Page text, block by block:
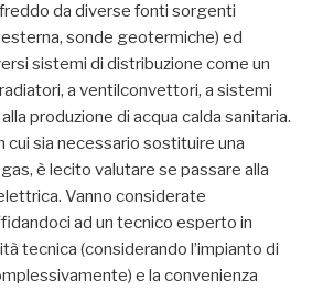
da diverse fonti sorgenti
sonde geotermiche) ed
sistemi di distribuzione come un
a ventilconvettori, a sistemi
produzione di acqua calda sanitaria.
cui sia necessario sostituire una
è lecito valutare se passare alla
Vanno considerate
ad un tecnico esperto in
tecnica (considerando l’impianto di
e la convenienza